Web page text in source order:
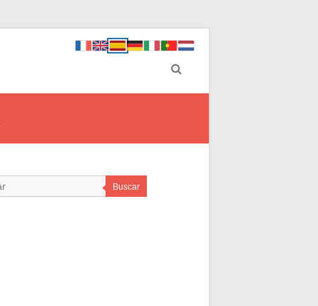
Buscar